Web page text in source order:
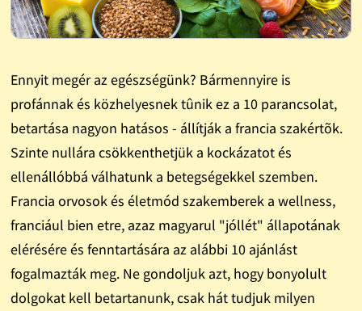
Ennyit megér az egészségünk? Bármennyire is
profánnak és közhelyesnek tûnik ez a 10 parancsolat,
betartása nagyon hatásos - állítják a francia szakértõk.
Szinte nullára csökkenthetjük a kockázatot és
ellenállóbbá válhatunk a betegségekkel szemben.
Francia orvosok és életmód szakemberek a wellness,
franciául bien etre, azaz magyarul "jóllét" állapotának
elérésére és fenntartására az alábbi 10 ajánlást
fogalmazták meg. Ne gondoljuk azt, hogy bonyolult
dolgokat kell betartanunk, csak hát tudjuk milyen